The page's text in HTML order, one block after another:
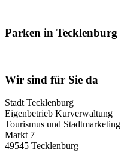
Parken in Tecklenburg
Wir sind für Sie da
Stadt Tecklenburg
Eigenbetrieb Kurverwaltung
Tourismus und Stadtmarketing
Markt 7
49545 Tecklenburg